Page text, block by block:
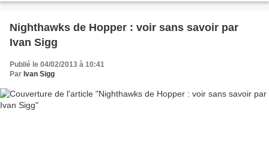
Nighthawks de Hopper : voir sans savoir par
Ivan Sigg
Publié le 04/02/2013 à 10:41
Par Ivan Sigg